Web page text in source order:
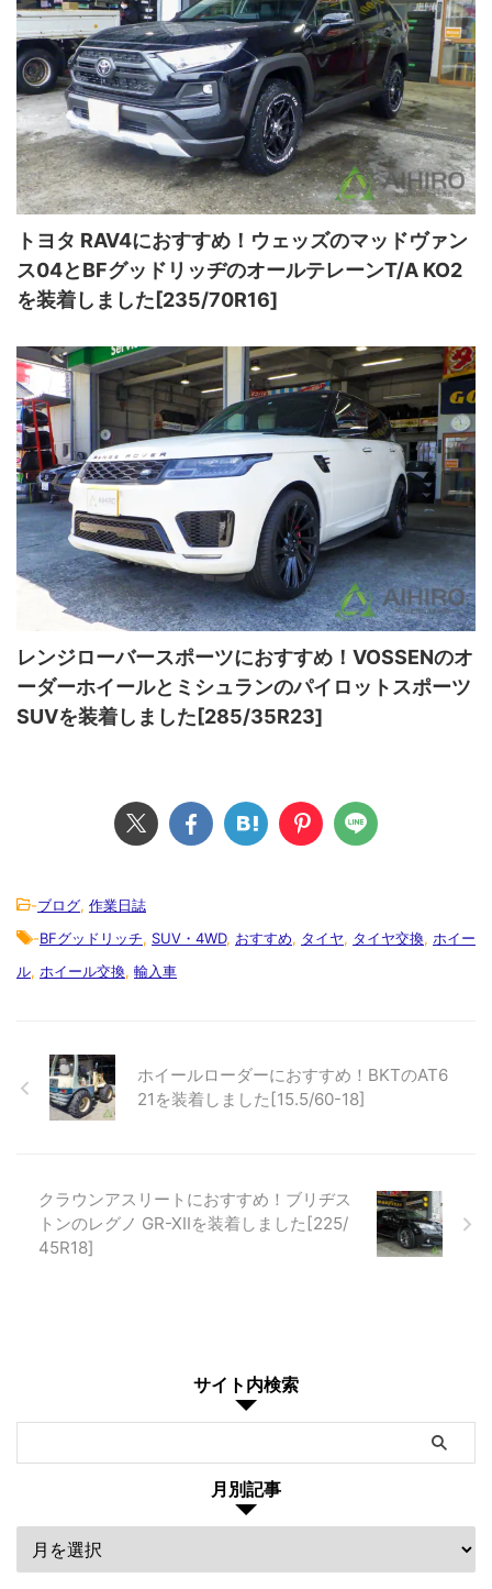
トヨタ RAV4におすすめ！ウェッズのマッドヴァン
ス04とBFグッドリッヂのオールテレーンT/A KO2
を装着しました[235/70R16]
レンジローバースポーツにおすすめ！VOSSENのオ
ーダーホイールとミシュランのパイロットスポーツ
SUVを装着しました[285/35R23]
-ブログ, 作業日誌
-BFグッドリッチ, SUV・4WD, おすすめ, タイヤ, タイヤ交換, ホイー
ル, ホイール交換, 輸入車
ホイールローダーにおすすめ！BKTのAT6
21を装着しました[15.5/60-18]
クラウンアスリートにおすすめ！ブリヂス
トンのレグノ GR-XⅡを装着しました[225/
45R18]
サイト内検索
月別記事